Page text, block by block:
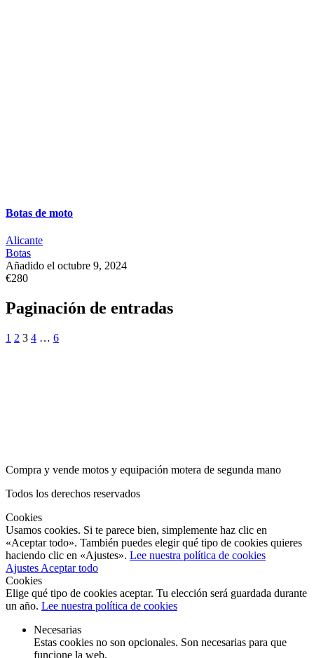
Botas de moto
Alicante
Botas
Añadido el octubre 9, 2024
€280
Paginación de entradas
1 2 3 4 … 6
Compra y vende motos y equipación motera de segunda mano
Todos los derechos reservados
Cookies
Usamos cookies. Si te parece bien, simplemente haz clic en
«Aceptar todo». También puedes elegir qué tipo de cookies quieres
haciendo clic en «Ajustes». Lee nuestra política de cookies
Ajustes Aceptar todo
Cookies
Elige qué tipo de cookies aceptar. Tu elección será guardada durante
un año. Lee nuestra política de cookies
Necesarias
Estas cookies no son opcionales. Son necesarias para que
funcione la web.